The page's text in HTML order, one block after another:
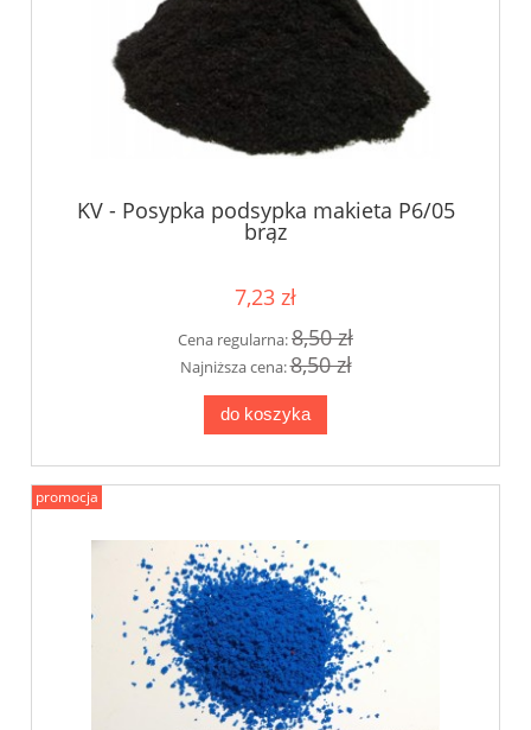
KV - Posypka podsypka makieta P6/05
brąz
7,23 zł
Cena regularna:8,50 zł
Najniższa cena:8,50 zł
do koszyka
promocja